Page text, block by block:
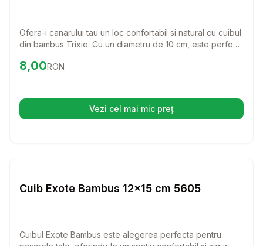
Ofera-i canarului tau un loc confortabil si natural cu cuibul
din bambus Trixie. Cu un diametru de 10 cm, este perfect
bunastarea pasarilor tale.
Preț:8.00
8,00RON
Vezi cel mai mic preț(se deschide într-o filă nouă)
Cuiburi Pasari
Cuib Exote Bambus 12x15 cm 5605
Cuibul Exote Bambus este alegerea perfecta pentru